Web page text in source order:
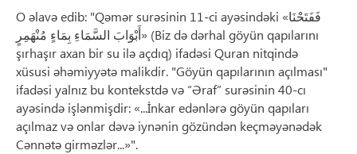
O əlavə edib: "Qəmər surəsinin 11-ci ayəsindəki «فَفَتَحْنَا
أَبْوَابَ السَّمَاءِ بِمَاءٍ مُنْهَمِرٍ» (Biz də dərhal göyün qapılarını
şırhaşır axan bir su ilə açdıq) ifadəsi Quran nitqində
xüsusi əhəmiyyətə malikdir. "Göyün qapılarının açılması"
ifadəsi yalnız bu kontekstdə və “Əraf” surəsinin 40-cı
ayəsində işlənmişdir: «...İnkar edənlərə göyün qapıları
açılmaz və onlar dəvə iynənin gözündən keçməyənədək
Cənnətə girməzlər...»".